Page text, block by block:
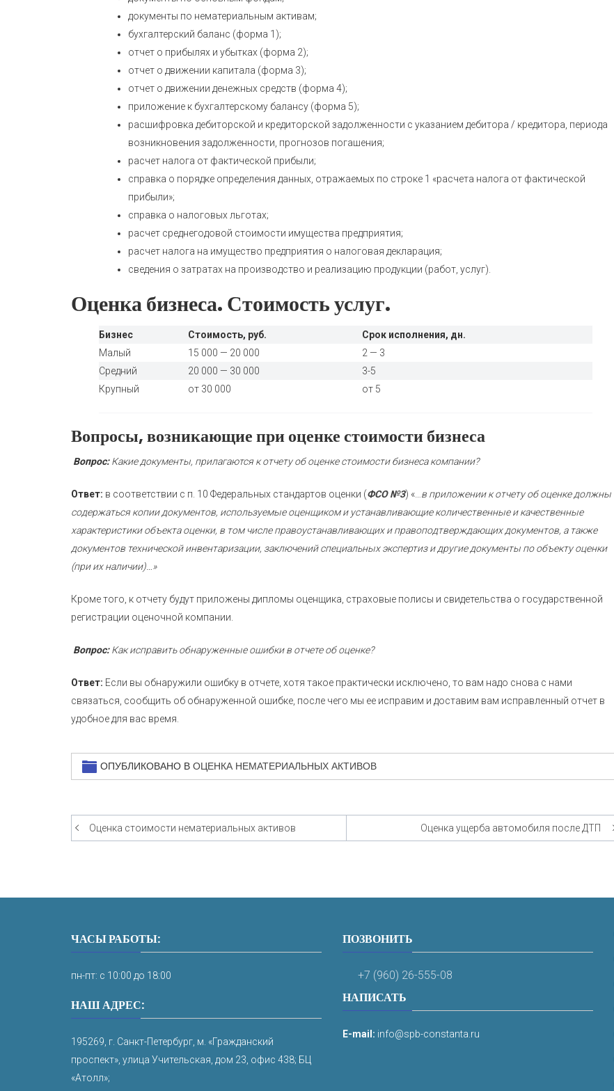
документы по нематериальным активам;
бухгалтерский баланс (форма 1);
отчет о прибылях и убытках (форма 2);
отчет о движении капитала (форма 3);
отчет о движении денежных средств (форма 4);
приложение к бухгалтерскому балансу (форма 5);
расшифровка дебиторской и кредиторской задолженности с указанием дебитора / кредитора, периода
возникновения задолженности, прогнозов погашения;
расчет налога от фактической прибыли;
справка о порядке определения данных, отражаемых по строке 1 «расчета налога от фактической
прибыли»;
справка о налоговых льготах;
расчет среднегодовой стоимости имущества предприятия;
расчет налога на имущество предприятия o налоговая декларация;
сведения о затратах на производство и реализацию продукции (работ, услуг).
Оценка бизнеса. Стоимость услуг.
Бизнес Стоимость, руб.
Срок исполнения, дн.
Малый
15 000 — 20 000
2 — 3
Средний
20 000 — 30 000
3-5
Крупный
от 30 000 от 5
Вопросы, возникающие при оценке стоимости бизнеса
Вопрос: Какие документы, прилагаются к отчету об оценке стоимости бизнеса компании?
Ответ: в соответствии с п. 10 Федеральных стандартов оценки (ФСО №3) «…в приложении к отчету об оценке должны
содержаться копии документов, используемые оценщиком и устанавливающие количественные и качественные
характеристики объекта оценки, в том числе правоустанавливающих и правоподтверждающих документов, а также
документов технической инвентаризации, заключений специальных экспертиз и другие документы по объекту оценки
(при их наличии)…»
Кроме того, к отчету будут приложены дипломы оценщика, страховые полисы и свидетельства о государственной
регистрации оценочной компании.
Вопрос: Как исправить обнаруженные ошибки в отчете об оценке?
Ответ: Если вы обнаружили ошибку в отчете, хотя такое практически исключено, то вам надо снова с нами
связаться, сообщить об обнаруженной ошибке, после чего мы ее исправим и доставим вам исправленный отчет в
удобное для вас время.
ОПУБЛИКОВАНО В ОЦЕНКА НЕМАТЕРИАЛЬНЫХ АКТИВОВ
Навигация
Оценка стоимости нематериальных активов Оценка ущерба автомобиля после ДТП
ЧАСЫ РАБОТЫ:
пн-пт: с 10:00 до 18:00
НАШ АДРЕС:
195269, г. Санкт-Петербург, м. «Гражданский
проспект», улица Учительская, дом 23, офис 438; БЦ
«Атолл»;
ПОЗВОНИТЬ
+7 (960) 26-555-08
НАПИСАТЬ
E-mail: info@spb-constanta.ru